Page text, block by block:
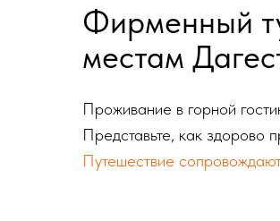
Фирменный
местам
Проживание в горной
Представьте, как здорово
Путешествие